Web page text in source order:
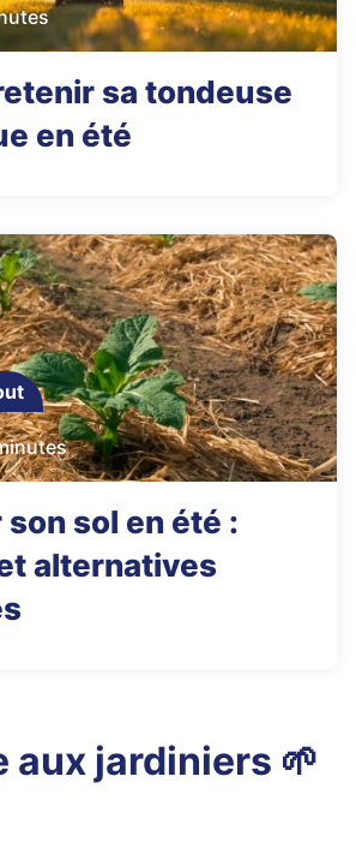
sa tondeuse
en été
sol en été :
alternatives
aux jardiniers 🌱